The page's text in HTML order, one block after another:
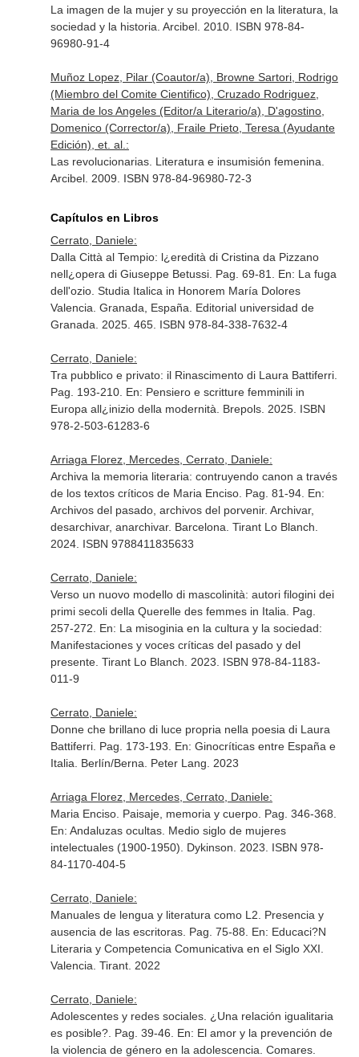
La imagen de la mujer y su proyección en la literatura, la
sociedad y la historia. Arcibel. 2010. ISBN 978-84-
96980-91-4
Muñoz Lopez, Pilar (Coautor/a), Browne Sartori, Rodrigo
(Miembro del Comite Cientifico), Cruzado Rodriguez,
Maria de los Angeles (Editor/a Literario/a), D'agostino,
Domenico (Corrector/a), Fraile Prieto, Teresa (Ayudante
Edición), et. al.:
Las revolucionarias. Literatura e insumisión femenina.
Arcibel. 2009. ISBN 978-84-96980-72-3
Capítulos en Libros
Cerrato, Daniele:
Dalla Città al Tempio: l¿eredità di Cristina da Pizzano
nell¿opera di Giuseppe Betussi. Pag. 69-81. En: La fuga
dell'ozio. Studia Italica in Honorem María Dolores
Valencia . Granada, España. Editorial universidad de
Granada. 2025. 465. ISBN 978-84-338-7632-4
Cerrato, Daniele:
Tra pubblico e privato: il Rinascimento di Laura Battiferri.
Pag. 193-210. En: Pensiero e scritture femminili in
Europa all¿inizio della modernità . Brepols. 2025. ISBN
978-2-503-61283-6
Arriaga Florez, Mercedes, Cerrato, Daniele:
Archiva la memoria literaria: contruyendo canon a través
de los textos críticos de Maria Enciso. Pag. 81-94. En:
Archivos del pasado, archivos del porvenir. Archivar,
desarchivar, anarchivar. Barcelona. Tirant Lo Blanch.
2024. ISBN 9788411835633
Cerrato, Daniele:
Verso un nuovo modello di mascolinità: autori filogini dei
primi secoli della Querelle des femmes in Italia. Pag.
257-272. En: La misoginia en la cultura y la sociedad:
Manifestaciones y voces críticas del pasado y del
presente. Tirant Lo Blanch. 2023. ISBN 978-84-1183-
011-9
Cerrato, Daniele:
Donne che brillano di luce propria nella poesia di Laura
Battiferri. Pag. 173-193. En: Ginocríticas entre España e
Italia . Berlín/Berna. Peter Lang. 2023
Arriaga Florez, Mercedes, Cerrato, Daniele:
Maria Enciso. Paisaje, memoria y cuerpo. Pag. 346-368.
En: Andaluzas ocultas. Medio siglo de mujeres
intelectuales (1900-1950) . Dykinson. 2023. ISBN 978-
84-1170-404-5
Cerrato, Daniele:
Manuales de lengua y literatura como L2. Presencia y
ausencia de las escritoras. Pag. 75-88. En: Educaci?N
Literaria y Competencia Comunicativa en el Siglo XXI
Valencia. Tirant. 2022
Cerrato, Daniele:
Adolescentes y redes sociales. ¿Una relación igualitaria
es posible?. Pag. 39-46. En: El amor y la prevención de
la violencia de género en la adolescencia . Comares.